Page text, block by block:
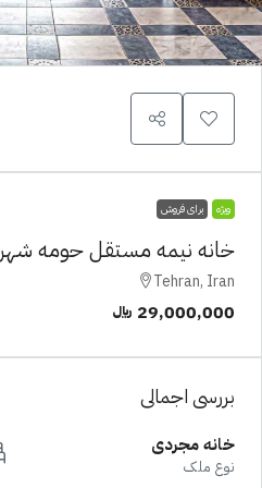
ویژه برای فروش
خانه نیمه مستقل حومه شهر
Tehran, Iran
29,000,000 ﷼
بررسی اجمالی
خانه مجردی
نوع ملک